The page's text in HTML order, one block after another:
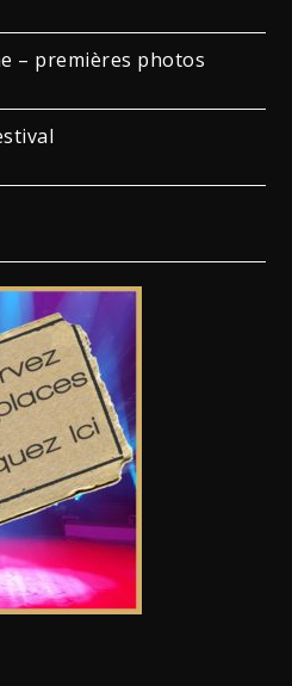
– premières photos